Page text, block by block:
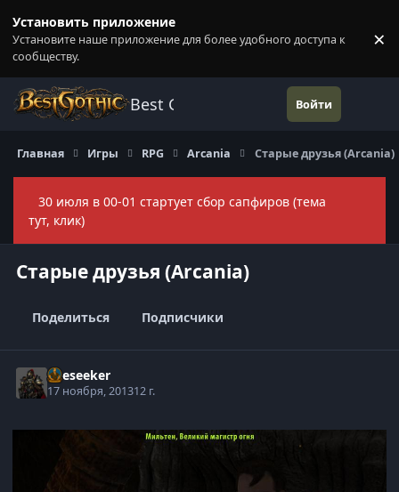
Установить приложение
Установите наше приложение для более удобного доступа к
сообществу.
×
Best Gothic Forums Войти
Главная Игры RPG Arcania Старые друзья (Arcania)
30 июля в 00-01 стартует сбор сапфиров (тема
тут, клик)
Старые друзья (Arcania)
Поделиться Подписчики
Oreseeker
17 ноября, 201312 г.